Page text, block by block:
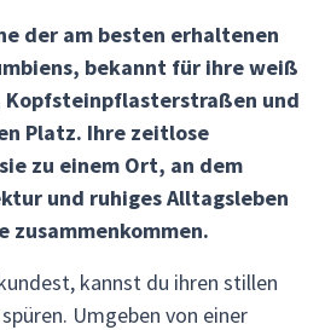
der am besten erhaltenen
bekannt für ihre weiß
Kopfsteinpflasterstraßen und
Platz. Ihre zeitlose
zu einem Ort, an dem
und ruhiges Alltagsleben
zusammenkommen.
kannst du ihren stillen
Umgeben von einer